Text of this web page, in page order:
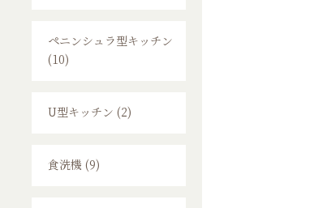
ペニンシュラ型キッチン
(10)
U型キッチン (2)
食洗機 (9)